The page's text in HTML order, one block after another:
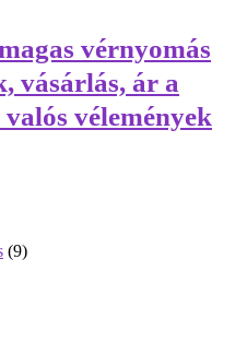
vérnyomás
vásárlás, ár a
vélemények
(9)